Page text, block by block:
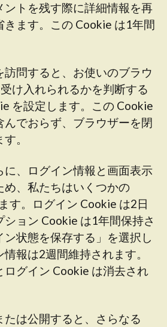
ントを残す際に詳細情報を再
きます。この Cookie は1年間
訪問すると、お使いのブラウ
け入れられるかを判断する
を設定します。この Cookie
んでおらず、ブラウザーを閉
。
に、ログイン情報と画面表示
め、私たちはいくつかの
す。ログイン Cookie は2日
ョン Cookie は1年間保持さ
ン状態を保存する」を選択し
報は2週間維持されます。
ログイン Cookie は消去され
たは公開すると、さらなる